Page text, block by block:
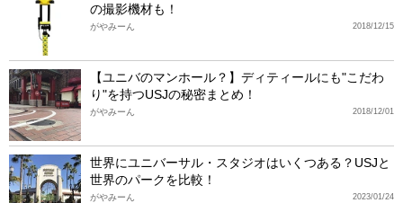
の撮影機材も！
2018/12/15
がやみーん
【ユニバのマンホール？】ディティールにも"こだわ
り"を持つUSJの秘密まとめ！
2018/12/01
がやみーん
世界にユニバーサル・スタジオはいくつある？USJと
世界のパークを比較！
2023/01/24
がやみーん